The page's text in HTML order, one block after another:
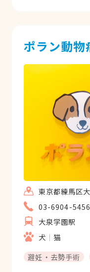
ポラン動物
東京都練馬区
03-6904-5456
大泉学園駅
犬
猫
避妊・去勢手術